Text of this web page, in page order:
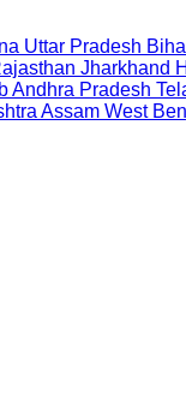
Uttar Pradesh
Jharkhand
Andhra Pradesh
Assam West